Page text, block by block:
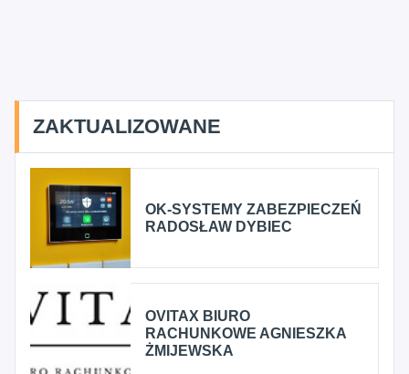
ZAKTUALIZOWANE
OK-SYSTEMY ZABEZPIECZEŃ
RADOSŁAW DYBIEC
OVITAX BIURO
RACHUNKOWE AGNIESZKA
ŻMIJEWSKA